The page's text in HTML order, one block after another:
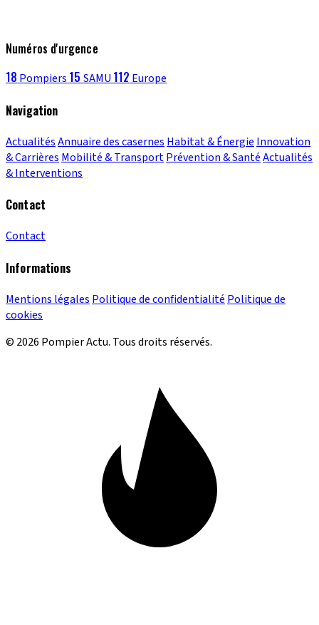
Numéros d'urgence
18 Pompiers 15 SAMU 112 Europe
Navigation
ActualitésAnnuaire des casernes Habitat & Énergie Innovation
& Carrières Mobilité & TransportPrévention & SantéActualités
& Interventions
Contact
Contact
Informations
Mentions légales Politique de confidentialité Politique de
cookies
© 2026 Pompier Actu. Tous droits réservés.